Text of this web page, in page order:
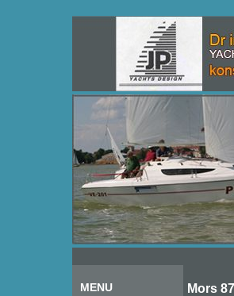
MENU Mors